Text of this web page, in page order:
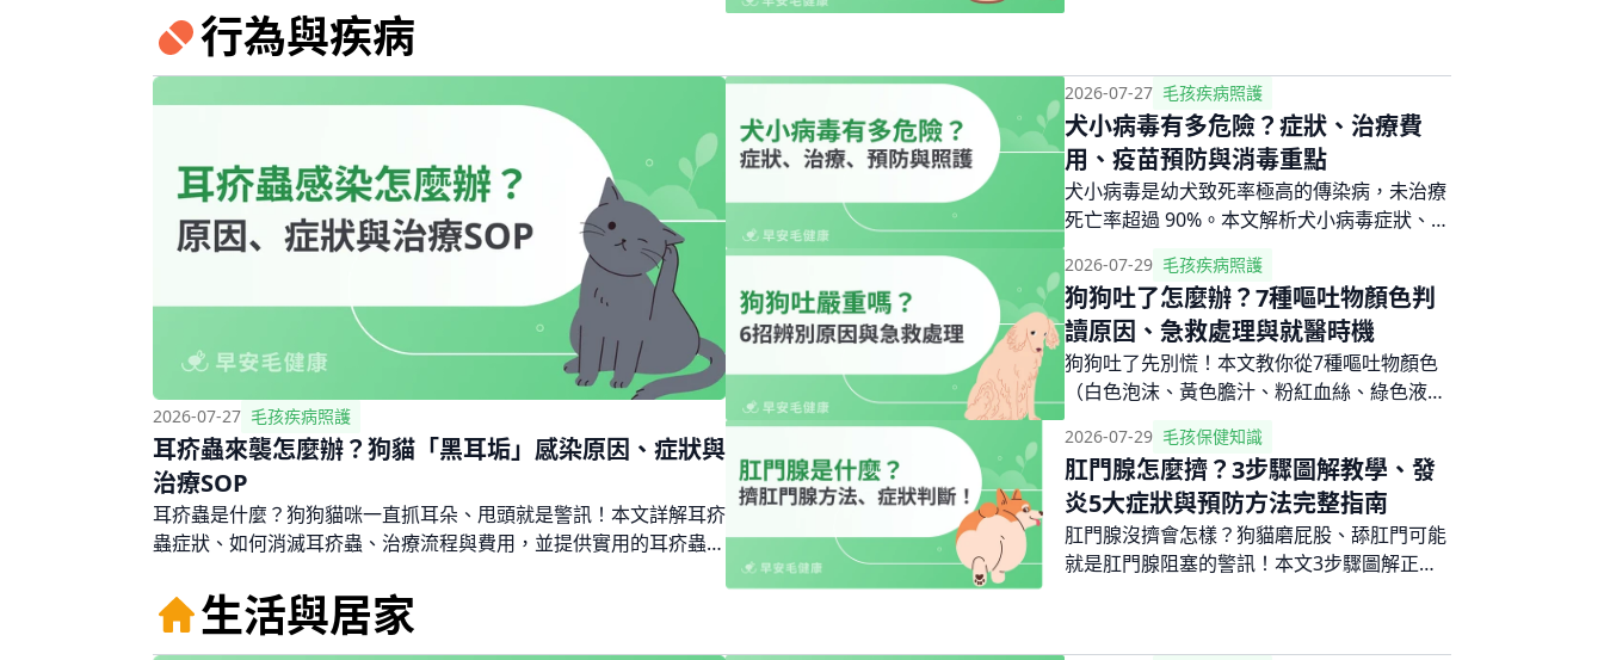
安心。
你餵食前一秒查到答案。
行為與疾病
2026-07-27 毛孩疾病照護
耳疥蟲來襲怎麼辦？狗貓「黑耳垢」感染原因、症狀與
治療SOP
耳疥蟲是什麼？狗狗貓咪一直抓耳朵、甩頭就是警訊！本文詳解耳疥
蟲症狀、如何消滅耳疥蟲、治療流程與費用，並提供實用的耳疥蟲預
擾！
2026-07-27 毛孩疾病照護
犬小病毒有多危險？症狀、治療費
用、疫苗預防與消毒重點
犬小病毒是幼犬致死率極高的傳染病，未治療
死亡率超過 90%。本文解析犬小病毒症狀、潛
用區間、環境消毒方法及疫苗接種時程，幫助
飼主及早辨識警訊並正確應對。
2026-07-29 毛孩疾病照護
狗狗吐了怎麼辦？7種嘔吐物顏色判
讀原因、急救處理與就醫時機
狗狗吐了先別慌！本文教你從7種嘔吐物顏色
（白色泡沫、黃色膽汁、粉紅血絲、綠色液
急救SOP與就醫時機判斷，讓你在狗狗嘔吐時
冷靜應對、不再手忙腳亂。
2026-07-29 毛孩保健知識
肛門腺怎麼擠？3步驟圖解教學、發
炎5大症狀與預防方法完整指南
肛門腺沒擠會怎樣？狗貓磨屁股、舔肛門可能
就是肛門腺阻塞的警訊！本文3步驟圖解正確
帶去給獸醫處理。
生活與居家